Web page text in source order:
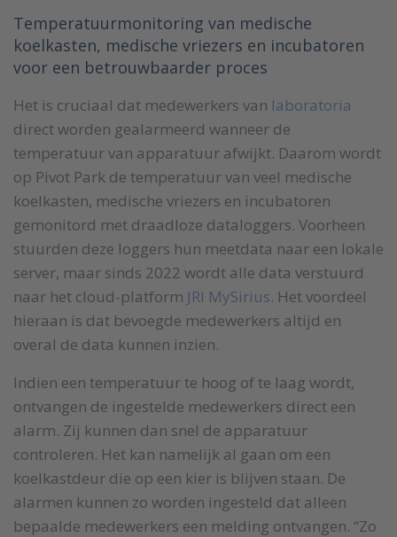
Temperatuurmonitoring van medische
koelkasten, medische vriezers en incubatoren
voor een betrouwbaarder proces
Het is cruciaal dat medewerkers van laboratoria
direct worden gealarmeerd wanneer de
temperatuur van apparatuur afwijkt. Daarom wordt
op Pivot Park de temperatuur van veel medische
koelkasten, medische vriezers en incubatoren
gemonitord met draadloze dataloggers. Voorheen
stuurden deze loggers hun meetdata naar een lokale
server, maar sinds 2022 wordt alle data verstuurd
naar het cloud-platform JRI MySirius. Het voordeel
hieraan is dat bevoegde medewerkers altijd en
overal de data kunnen inzien.
Indien een temperatuur te hoog of te laag wordt,
ontvangen de ingestelde medewerkers direct een
alarm. Zij kunnen dan snel de apparatuur
controleren. Het kan namelijk al gaan om een
koelkastdeur die op een kier is blijven staan. De
alarmen kunnen zo worden ingesteld dat alleen
bepaalde medewerkers een melding ontvangen. “Zo